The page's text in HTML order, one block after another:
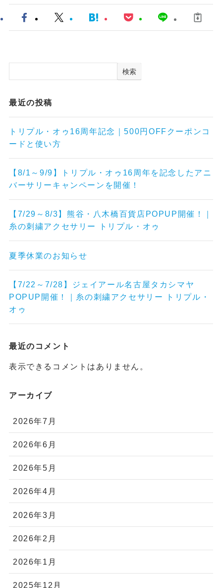
検索
最近の投稿
トリプル・オゥ16周年記念｜500円OFFクーポンコ
ードと使い方
【8/1～9/9】トリプル・オゥ16周年を記念したアニ
バーサリーキャンペーンを開催！
【7/29～8/3】熊谷・八木橋百貨店POPUP開催！｜
糸の刺繍アクセサリー トリプル・オゥ
夏季休業のお知らせ
【7/22～7/28】ジェイアール名古屋タカシマヤ
POPUP開催！｜糸の刺繍アクセサリー トリプル・
オゥ
最近のコメント
表示できるコメントはありません。
アーカイブ
2026年7月
2026年6月
2026年5月
2026年4月
2026年3月
2026年2月
2026年1月
2025年12月